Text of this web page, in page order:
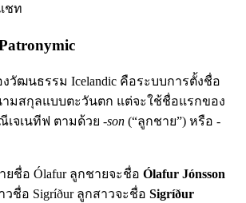
ชท
วัฒนธรรม Icelandic คือระบบการตั้งชื่อ
ามสกุลแบบตะวันตก แต่จะใช้ชื่อแรกของ
จเนทีฟ ตามด้วย -son (“ลูกชาย”) หรือ -
ยชื่อ Ólafur ลูกชายจะชื่อ Ólafur Jónsson
วชื่อ Sigríður ลูกสาวจะชื่อ Sigríður